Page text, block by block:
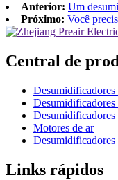
Anterior: Um
Próximo: Você
Central de
Desumidificadores
Desumidificadores
Desumidificadores
Motores de ar
Desumidificadores
Links rápidos